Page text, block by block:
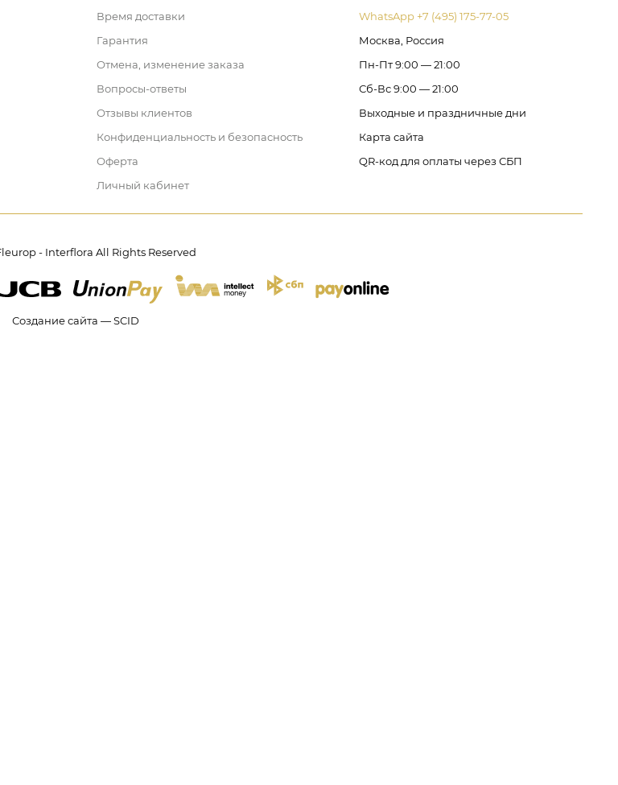
Время доставки
Гарантия
Отмена, изменение заказа
Вопросы-ответы
Отзывы клиентов
Конфиденциальность и безопасность
Оферта
Личный кабинет
WhatsApp +7 (495) 175-77-05
Москва, Россия
Пн-Пт 9:00 — 21:00
Сб-Вс 9:00 — 21:00
Выходные и праздничные дни
Карта сайта
QR-код для оплаты через СБП
- Interflora All Rights Reserved
Создание сайта — SCID